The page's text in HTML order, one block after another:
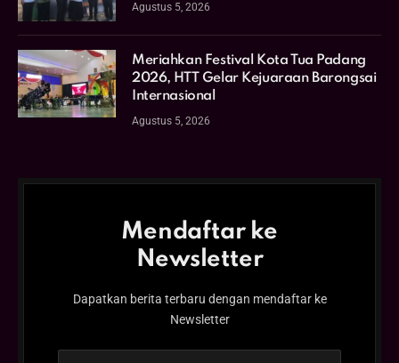
Agustus 5, 2026
Meriahkan Festival Kota Tua Padang
2026, HTT Gelar Kejuaraan Barongsai
Internasional
Agustus 5, 2026
Mendaftar ke
Newsletter
Dapatkan berita terbaru dengan mendaftar ke
Newsletter